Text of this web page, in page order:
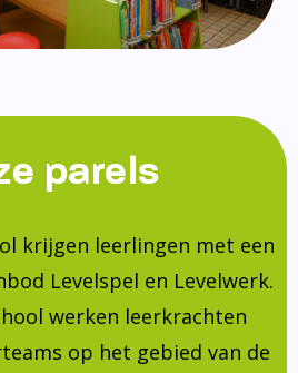
parels
krijgen leerlingen met een
Levelspel en Levelwerk.
werken leerkrachten
op het gebied van de